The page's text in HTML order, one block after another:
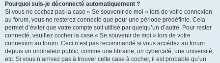
Pourquoi suis-je déconnecté automatiquement ?
Si vous ne cochez pas la case « Se souvenir de moi » lors de votre connexion
au forum, vous ne resterez connecté que pour une période prédéfinie. Cela
permet d’éviter que votre compte soit utilisé par quelqu’un d’autre. Pour rester
connecté, veuillez cocher la case « Se souvenir de moi » lors de votre
connexion au forum. Ceci n’est pas recommandé si vous accédez au forum
depuis un ordinateur public, comme une librairie, un cybercafé, une université,
etc. Si vous n’arrivez pas à trouver cette case à cocher, il est probable qu’un